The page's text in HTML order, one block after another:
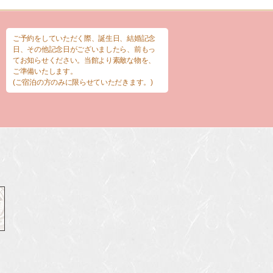
ご予約をしていただく際、誕生日、結婚記念
日、その他記念日がございましたら、前もっ
てお知らせください。当館より素敵な物を、
ご準備いたします。
(ご宿泊の方のみに限らせていただきます。)